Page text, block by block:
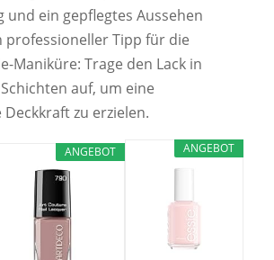
und ein gepflegtes Aussehen
professioneller Tipp für die
Maniküre: Trage den Lack in
auf, um eine
zu erzielen.
ANGEBOT ANGEBOT